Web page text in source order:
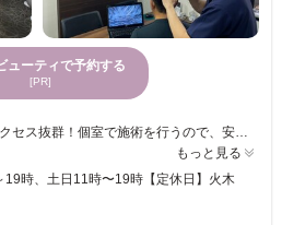
ューティで予約する
[PR]
《和歌山駅から徒歩1分》とアクセス抜群！個室で施術を行うので、安心してゆったりくつろいで頂けます♪お悩みや不安に思っていることなど、一人ひとり丁寧にカウンセリングを行い、短期間で薄毛の悩みを解決します。また、強引な勧誘はありませんので、無理せず通って頂けます☆ ＜【抜け毛予防＆育毛促進】Rakumo育毛促進体験プログラム＞ カウンセリング後、マイクロスコープで頭皮の状態をチェック！頭皮洗浄で毛穴の詰まりや汚れを取り除き、光療法、電気、頭皮マッサージで育毛促進させます♪ ※脱毛はエステより予約お願いします。 ＜【男性】人気のヒゲ3部位（鼻下・アゴ・アゴ下）回数：1回＞ お肌へのダメージが気になる方に◎鼻下・アゴ・アゴ下の脱毛で毎朝のヒゲ剃りが楽になります☆男性の身だしなみの一つとしてオススメです！ ぜひ【都度払い制・美肌全身脱毛＆育毛促進専門店 Rakumo】へお気軽にお越し下さい♪
もっと見る
19時、土日11時〜19時【定休日】火木